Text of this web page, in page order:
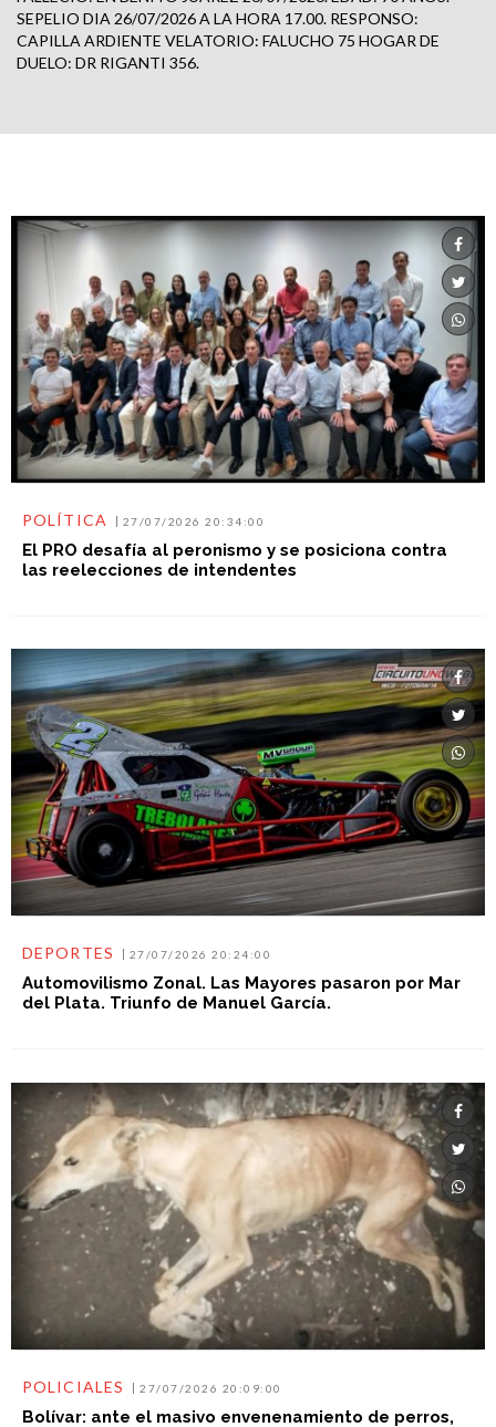
SEPELIO DIA 26/07/2026 A LA HORA 17.00. RESPONSO:
CAPILLA ARDIENTE VELATORIO: FALUCHO 75 HOGAR DE
DUELO: DR RIGANTI 356.
POLÍTICA 27/07/2026 20:34:00
El PRO desafía al peronismo y se posiciona contra
las reelecciones de intendentes
DEPORTES 27/07/2026 20:24:00
Automovilismo Zonal. Las Mayores pasaron por Mar
del Plata. Triunfo de Manuel García.
POLICIALES 27/07/2026 20:09:00
Bolívar: ante el masivo envenenamiento de perros,